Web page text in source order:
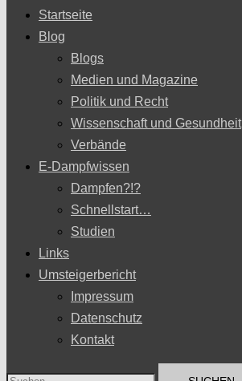
Startseite
Blog
Blogs
Medien und Magazine
Politik und Recht
Wissenschaft und Gesundheit
Verbände
E-Dampfwissen
Dampfen?!?
Schnellstart…
Studien
Links
Umsteigerbericht
Impressum
Datenschutz
Kontakt
Suchen